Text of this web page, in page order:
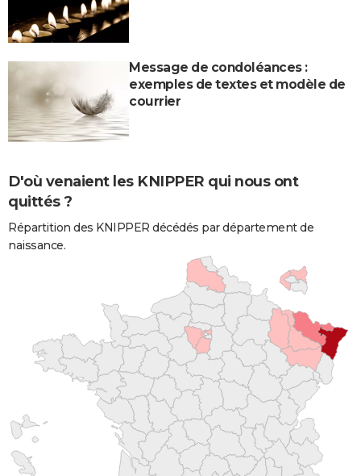
Message de condoléances :
exemples de textes et modèle de
courrier
D'où venaient les KNIPPER qui nous ont
quittés ?
Répartition des KNIPPER décédés par département de
naissance.